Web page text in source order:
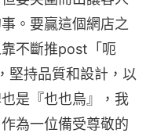
。要贏這個網店之
不斷推post「呃
堅持品質和設計，以
是『也也烏』，我
為一位備受尊敬的